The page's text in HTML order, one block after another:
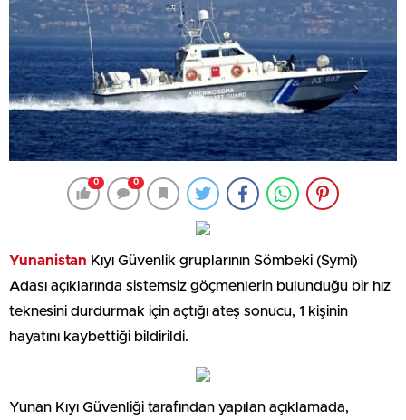
0 0
Yunanistan Kıyı Güvenlik gruplarının Sömbeki (Symi)
Adası açıklarında sistemsiz göçmenlerin bulunduğu bir hız
teknesini durdurmak için açtığı ateş sonucu, 1 kişinin
hayatını kaybettiği bildirildi.
Yunan Kıyı Güvenliği tarafından yapılan açıklamada,